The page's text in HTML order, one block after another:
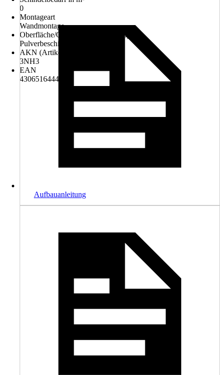
0
Montageart
Wandmontage
Oberfläche/Oberflächenbehandlung
Pulverbeschichtet
AKN (Artikelkurznummer)
3NH3
EAN
4306516444274
Aufbauanleitung